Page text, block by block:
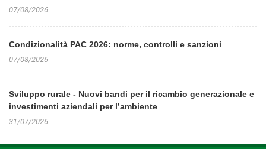
07/08/2026
Condizionalità PAC 2026: norme, controlli e sanzioni
07/08/2026
Sviluppo rurale - Nuovi bandi per il ricambio generazionale e
investimenti aziendali per l’ambiente
31/07/2026